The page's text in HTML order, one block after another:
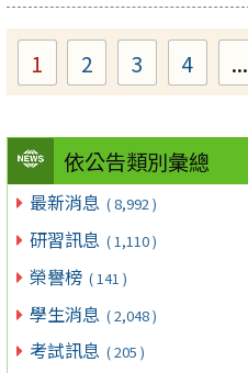
依公告類別彙總
最新消息 ( 8,992 )
研習訊息 ( 1,110 )
榮譽榜 ( 141 )
學生消息 ( 2,048 )
考試訊息 ( 205 )
Page
1 Page
2 Page
3 Page
4 ...